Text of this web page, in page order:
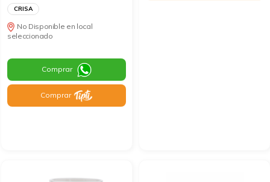
CRISA
No Disponible en local
seleccionado
Comprar
Comprar